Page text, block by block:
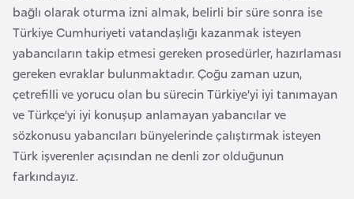
e
m
e
r
i
bağlı olarak oturma izni almak, belirli bir süre sonra ise
Türkiye Cumhuriyeti vatandaşlığı kazanmak isteyen
yabancıların takip etmesi gereken prosedürler, hazırlaması
gereken evraklar bulunmaktadır. Çoğu zaman uzun,
çetrefilli ve yorucu olan bu sürecin Türkiye’yi iyi tanımayan
ve Türkçe’yi iyi konuşup anlamayan yabancılar ve
sözkonusu yabancıları bünyelerinde çalıştırmak isteyen
Türk işverenler açısından ne denli zor olduğunun
farkındayız.
u
r
y
a
A
z
e